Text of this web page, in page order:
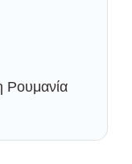
Ρουμανία